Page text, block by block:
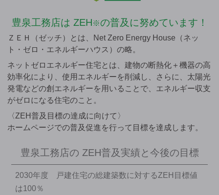
豊泉工務店は ZEH※の普及に努めています！
ＺＥＨ（ゼッチ）とは、Net Zero Energy House（ネッ
ト・ゼロ・エネルギーハウス）の略。
ネットゼロエネルギー住宅とは、建物の断熱化＋機器の高
効率化により、使用エネルギーを削減し、さらに、太陽光
発電などの創エネルギーを用いることで、エネルギー収支
がゼロになる住宅のこと。
〈ZEH普及目標の達成に向けて〉
ホームページでの普及促進を行って目標を達成します。
豊泉工務店の ZEH普及実績と今後の目標
2030年度 戸建住宅の総建築数に対するZEH目標値
は100％